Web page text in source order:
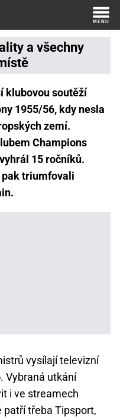
a všechny
klubovou soutěží
1955/56, kdy nesla
zemí.
Champions
15 ročníků.
pak triumfovali
vysílají televizní
. Vybraná utkání
i ve streamech
patří třeba Tipsport,